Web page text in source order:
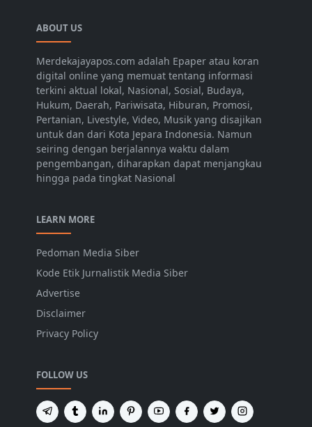
ABOUT US
Merdekajayapos.com adalah Epaper atau koran
digital online yang memuat tentang informasi
terkini aktual lokal, Nasional, Sosial, Budaya,
Hukum, Daerah, Pariwisata, Hiburan, Promosi,
Pertanian, Livestyle, Video, Musik yang disajikan
untuk dan dari Kota Jepara Indonesia. Namun
seiring dengan berjalannya waktu dalam
pengembangan, diharapkan dapat menjangkau
hingga pada tingkat Nasional
LEARN MORE
Pedoman Media Siber
Kode Etik Jurnalistik Media Siber
Advertise
Disclaimer
Privacy Policy
FOLLOW US